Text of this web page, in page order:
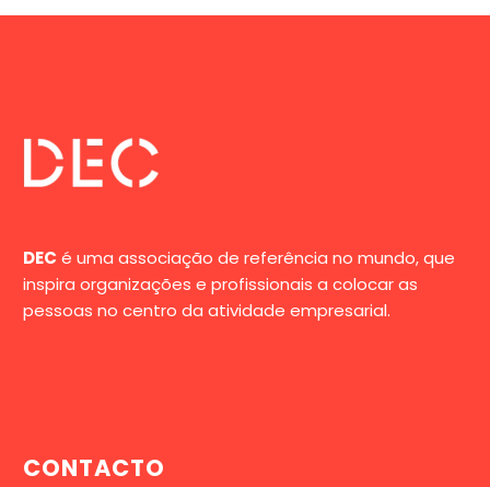
DEC é uma associação de referência no mundo, que
inspira organizações e profissionais a colocar as
pessoas no centro da atividade empresarial.
CONTACTO